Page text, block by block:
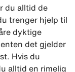
du alltid de
trenger hjelp til
dyktige
det gjelder
Hvis du
alltid en rimelig